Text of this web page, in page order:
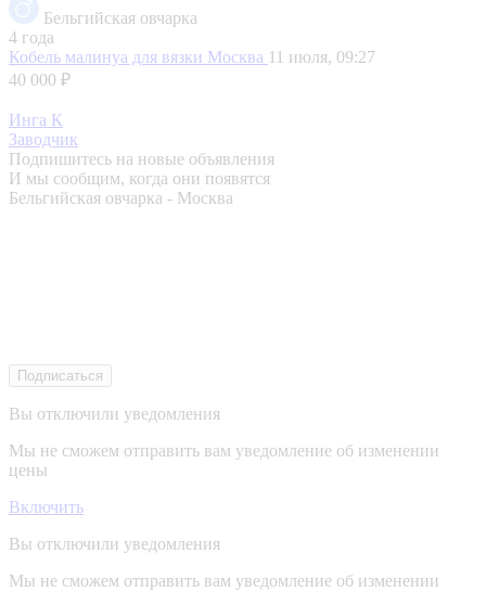
Бельгийская овчарка
4 года
Кобель малинуа для вязки Москва 11 июля, 09:27
40 000 ₽
Инга К
Заводчик
Подпишитесь на новые объявления
И мы сообщим, когда они появятся
Бельгийская овчарка - Москва
Подписаться
Вы отключили уведомления
Мы не сможем отправить вам уведомление об изменении
цены
Включить
Вы отключили уведомления
Мы не сможем отправить вам уведомление об изменении